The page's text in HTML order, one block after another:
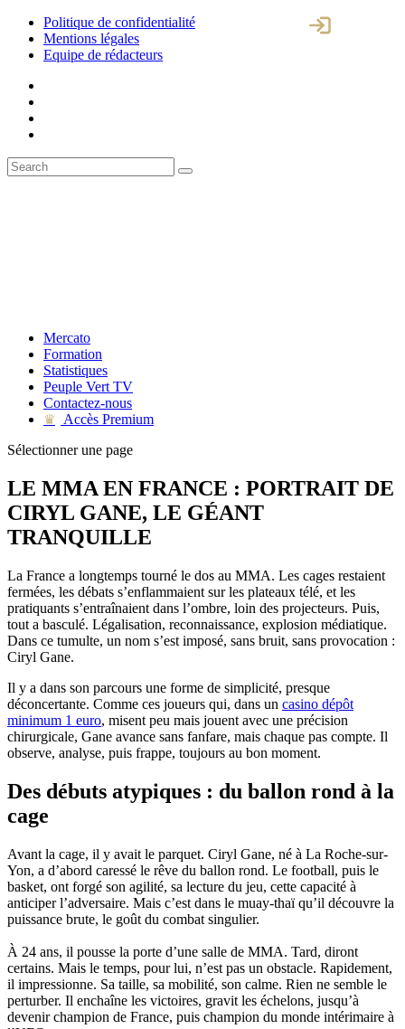
Politique de confidentialité
Mentions légales
Equipe de rédacteurs
Mercato
Formation
Statistiques
Peuple Vert TV
Contactez-nous
♛
Accès Premium
Sélectionner une page
LE MMA EN FRANCE : PORTRAIT DE
CIRYL GANE, LE GÉANT
TRANQUILLE
La France a longtemps tourné le dos au MMA. Les cages restaient
fermées, les débats s’enflammaient sur les plateaux télé, et les
pratiquants s’entraînaient dans l’ombre, loin des projecteurs. Puis,
tout a basculé. Légalisation, reconnaissance, explosion médiatique.
Dans ce tumulte, un nom s’est imposé, sans bruit, sans provocation :
Ciryl Gane.
Il y a dans son parcours une forme de simplicité, presque
déconcertante. Comme ces joueurs qui, dans un casino dépôt
minimum 1 euro, misent peu mais jouent avec une précision
chirurgicale, Gane avance sans fanfare, mais chaque pas compte. Il
observe, analyse, puis frappe, toujours au bon moment.
Des débuts atypiques : du ballon rond à la
cage
Avant la cage, il y avait le parquet. Ciryl Gane, né à La Roche-sur-
Yon, a d’abord caressé le rêve du ballon rond. Le football, puis le
basket, ont forgé son agilité, sa lecture du jeu, cette capacité à
anticiper l’adversaire. Mais c’est dans le muay-thaï qu’il découvre la
puissance brute, le goût du combat singulier.
À 24 ans, il pousse la porte d’une salle de MMA. Tard, diront
certains. Mais le temps, pour lui, n’est pas un obstacle. Rapidement,
il impressionne. Sa taille, sa mobilité, son calme. Rien ne semble le
perturber. Il enchaîne les victoires, gravit les échelons, jusqu’à
devenir champion de France, puis champion du monde intérimaire à